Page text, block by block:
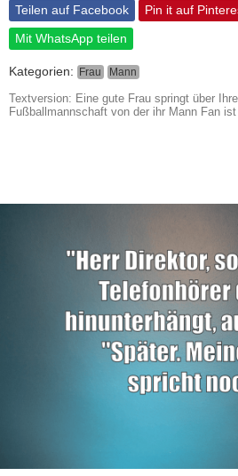
Teilen auf Facebook
Pin it auf
Mit WhatsApp teilen
Kategorien: Frau Mann
Textversion: Eine gute Frau springt über
Fußballmannschaft von der ihr Mann Fan ist